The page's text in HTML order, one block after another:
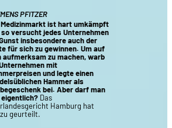
PFITZER
Medizinmarkt ist hart umkämpft
so versucht jedes Unternehmen
insbesondere auch der
für sich zu gewinnen. Um auf
aufmerksam zu machen, warb
mit
und legte einen
Hammer als
bei. Aber darf man
eigentlich? Das
Hamburg hat
geurteilt.